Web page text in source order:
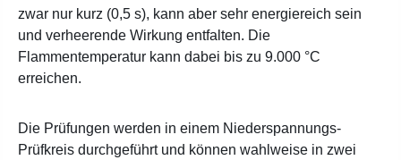
zwar nur kurz (0,5 s), kann aber sehr energiereich sein
und verheerende Wirkung entfalten. Die
Flammentemperatur kann dabei bis zu 9.000 °C
erreichen.
Die Prüfungen werden in einem Niederspannungs-
Prüfkreis durchgeführt und können wahlweise in zwei